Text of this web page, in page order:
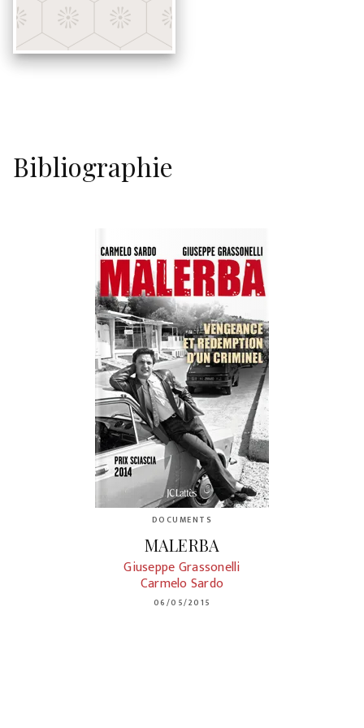
Bibliographie
DOCUMENTS
MALERBA
Giuseppe Grassonelli
Carmelo Sardo
06/05/2015